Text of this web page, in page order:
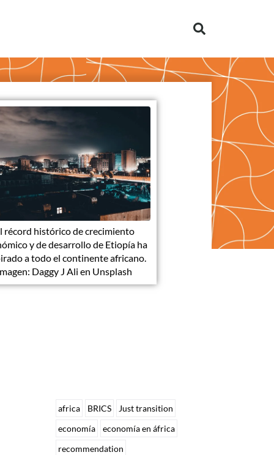
récord histórico de crecimiento
y de desarrollo de Etiopía ha
a todo el continente africano.
Daggy J Ali en Unsplash
africa BRICS
Just transition
economía
economía en áfrica
recommendation